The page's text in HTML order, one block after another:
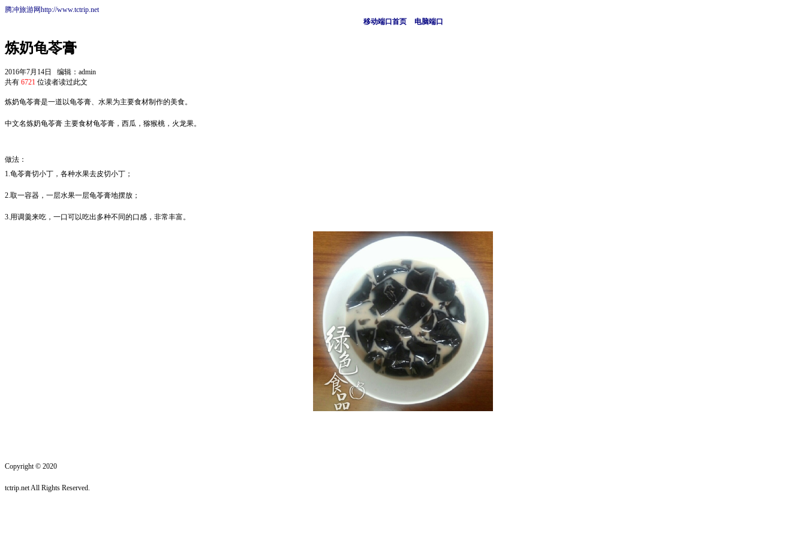
腾冲旅游网http://www.tctrip.net
移动端口首页
电脑端口
炼奶龟苓膏
2016年7月14日 编辑：admin
共有 6721 位读者读过此文
炼奶龟苓膏是一道以龟苓膏、水果为主要食材制作的美食。
中文名炼奶龟苓膏 主要食材龟苓膏，西瓜，猕猴桃，火龙果。
做法：
1.龟苓膏切小丁，各种水果去皮切小丁；
2.取一容器，一层水果一层龟苓膏地摆放；
3.用调羹来吃，一口可以吃出多种不同的口感，非常丰富。
Copyright © 2020
tctrip.net All Rights Reserved.